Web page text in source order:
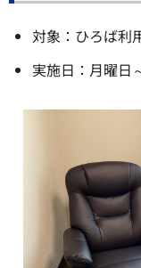
対象：ひろば利
実施日：月曜日